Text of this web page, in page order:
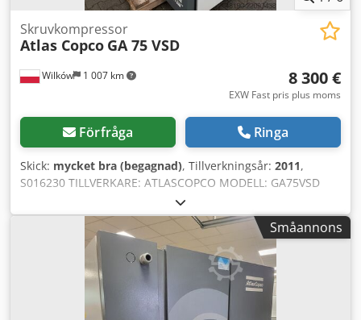
Remspänning kontrollerad - Driftkoppling kontrollerad
Wilków 1 007 km
Skruvkompressor
Atlas Copco GA 75 VSD
8 300 €
EXW Fast pris plus moms
Förfråga Ringa
Skick: mycket bra (begagnad), Tillverkningsår: 2011,
S016230 TILLVERKARE: ATLASCOPCO MODELL: GA75VSD
S/N: API658180 ÅR: 2011 EFFEKT (kW): 75 KAPACITET
(m3/min): 14,68 TRYCK (bar): 13 DRIFTTID (DOK/TOT):
FREKVENSOMFORMARE: ja Djdpjzcnu Tefx Ak Eokr
INBYGGT TORK: nej VÄRMEVÄXLARE: ja KYLNING
(LUFT/VATTEN): luft PÅ TANK: nej DOKUMENTATION: nej
ANSLUTNING: 2 1/2 NY/BEGAGNAD: BEGAGNAD
Småannons